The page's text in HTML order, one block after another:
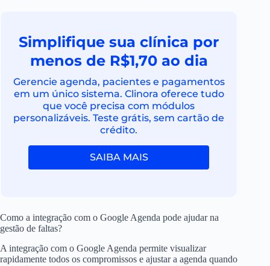
Simplifique sua clínica por
menos de R$1,70 ao dia
Gerencie agenda, pacientes e pagamentos
em um único sistema. Clinora oferece tudo
que você precisa com módulos
personalizáveis. Teste grátis, sem cartão de
crédito.
SAIBA MAIS
Como a integração com o Google Agenda pode ajudar na
gestão de faltas?
A integração com o Google Agenda permite visualizar
rapidamente todos os compromissos e ajustar a agenda quando